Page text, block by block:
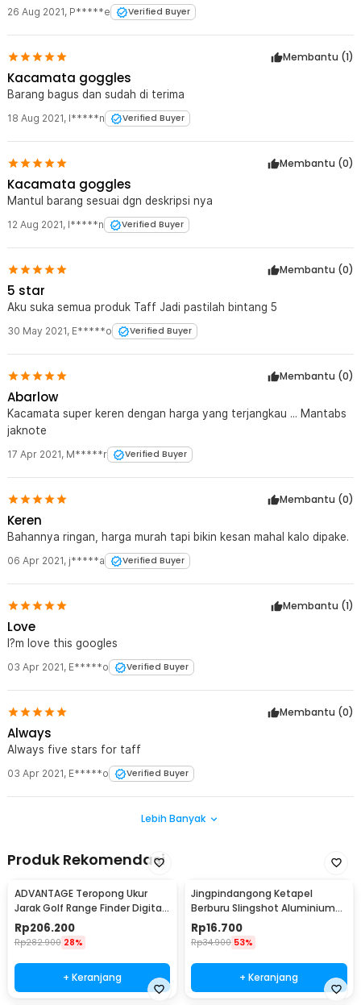
26 Aug 2021, P*****e Verified Buyer
Membantu (1)
Kacamata goggles
Barang bagus dan sudah di terima
18 Aug 2021, I*****n Verified Buyer
Membantu (0)
Kacamata goggles
Mantul barang sesuai dgn deskripsi nya
12 Aug 2021, I*****n Verified Buyer
Membantu (0)
5 star
Aku suka semua produk Taff Jadi pastilah bintang 5
30 May 2021, E*****o Verified Buyer
Membantu (0)
Abarlow
Kacamata super keren dengan harga yang terjangkau ... Mantabs
jaknote
17 Apr 2021, M*****r Verified Buyer
Membantu (0)
Keren
Bahannya ringan, harga murah tapi bikin kesan mahal kalo dipake.
06 Apr 2021, j*****a Verified Buyer
Membantu (1)
Love
I?m love this googles
03 Apr 2021, E*****o Verified Buyer
Membantu (0)
Always
Always five stars for taff
03 Apr 2021, E*****o Verified Buyer
Lebih Banyak
Produk Rekomendasi
ADVANTAGE Teropong Ukur
Jarak Golf Range Finder Digital
7x18 - AD-964
Rp206.200
Rp282.900 28%
+ Keranjang
Jingpindangong Ketapel
Berburu Slingshot Aluminium
Alloy - OD-014
Rp16.700
Rp34.900 53%
+ Keranjang